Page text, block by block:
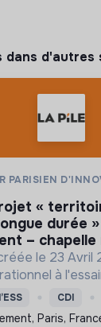
dans d'autres
PARISIEN
durée
– chapelle
le 23 Avril
à
"Territoires
Paris
CDI
Paris,